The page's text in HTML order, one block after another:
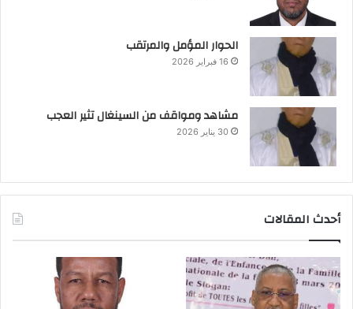
الحوار المؤمل والمرتقب
16 فبراير 2026
مشاهد ومواقف من السينغال تثير العجب
30 يناير 2026
أحدث المقالات